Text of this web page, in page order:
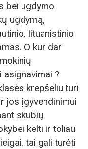
bei ugdymo
ugdymą,
lituanistinio
O kur dar
?
krepšeliu turi
jos įgyvendinimui
skubių
kelti ir toliau
tai gali turėti